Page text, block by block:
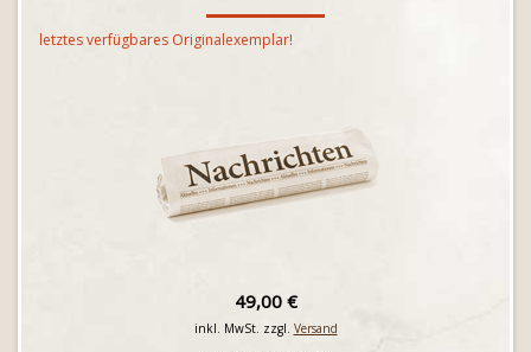
letztes verfügbares Originalexemplar!
49,00 €
inkl. MwSt. zzgl. Versand